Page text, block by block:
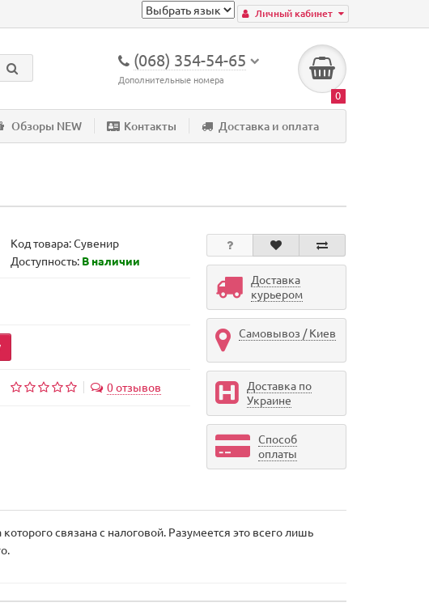
Личный кабинет
(068) 354-54-65
Дополнительные номера
0
Обзоры NEW Контакты Доставка и оплата
Код товара:Сувенир
Доступность: В наличии
0 отзывов
Доставка
курьером
Самовывоз / Киев
Доставка по
Украине
Способ
оплаты
связана с налоговой. Разумеется это всего лишь